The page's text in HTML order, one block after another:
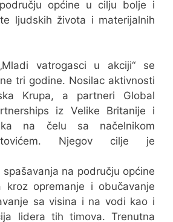
općine u cilju bolje i
ljudskih života i materijalnih
vatrogasci u akciji“ se
tri godine. Nosilac aktivnosti
Krupa, a partneri Global
iz Velike Britanije i
na čelu sa načelnikom
Njegov cilje je
na području općine
kroz opremanje i obučavanje
sa visina i na vodi kao i
lidera tih timova. Trenutna